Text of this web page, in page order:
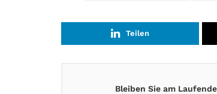
Teilen
Bleiben Sie am